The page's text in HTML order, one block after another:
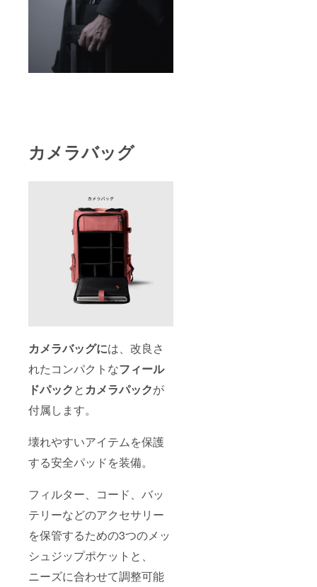
カメラバッグ
カメラバッグには、改良さ
れたコンパクトなフィール
ドパックとカメラパックが
付属します。
壊れやすいアイテムを保護
する安全パッドを装備。
フィルター、コード、バッ
テリーなどのアクセサリー
を保管するための3つのメッ
シュジップポケットと、
ニーズに合わせて調整可能